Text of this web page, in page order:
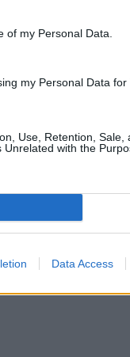
of my Personal Data.
my Personal Data for
Use, Retention, Sale,
with the
Data Access